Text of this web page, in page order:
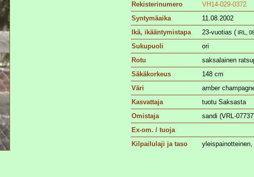
Rekisterinumero
VH14-029-0372
Syntymäaika
11.08.2002
Ikä, ikääntymistapa
23-vuotias ( IRL,
Sukupuoli
ori
Rotu
saksalainen
Säkäkorkeus
148 cm
Väri
amber
Kasvattaja
tuotu Saksasta
Omistaja
sandi (VRL-
Ex-om. / tuoja
Kilpailulaji ja taso